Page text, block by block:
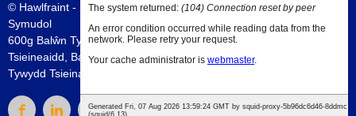
© Hawlfraint - 2010-2023 : Cedwir Pob Hawl. Map o'r wefan-
Symudol
600g Balŵn Tywydd,Balŵn Tywydd Aerostar,Balŵn Meteorolegol
Tsieineaidd
Balwnau Meteorolegol Tsieina,Balwn Fawr
Tywydd Tsieina